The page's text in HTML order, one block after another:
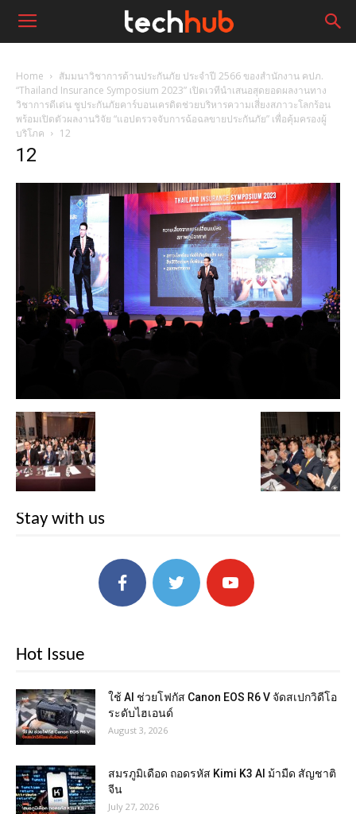
Home
สัมมนาวิชาการด้านประกันภัย ประจำปี 2566 ของสำนักงาน คปภ.
“Thailand Insurance Symposium 2023” เปิดเวทีนำเสนอสุดยอดผลงานทาง
วิชาการดีเด่น ชูประกันภัยคาร์บอนเครดิตช่วยบริหารความเสี่ยงสภาวะโลกร้อน
พร้อมเปิดตัวผลงานวิจัย “แอปตรวจจับการฉ้อฉลขายประกันภัย” เพื่อคุ้มครองผู้
บริโภค
12
12
Stay with us
Hot Issue
ใช้ AI ช่วยโฟกัส Canon EOS R6 V จัดสเปกวิดีโอ
ระดับไฮเอนด์
August 3, 2026
สมรภูมิเดือด ถอดรหัส Kimi K3 AI ม้ามืด สัญชาติ
จีน
July 27, 2026